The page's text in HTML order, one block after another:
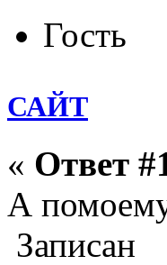
Гость
САЙТ
« Ответ
А
Записан